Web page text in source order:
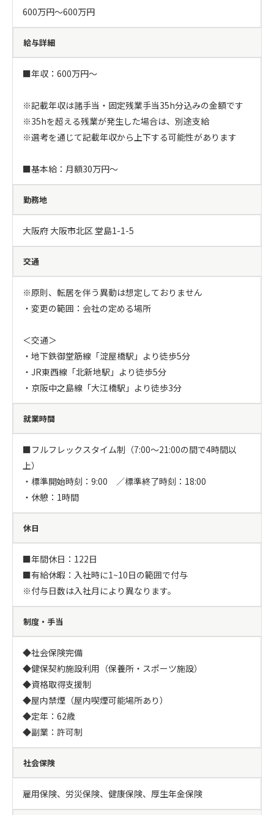
600万円〜600万円
給与詳細
■年収：600万円～
※記載年収は諸手当・固定残業手当35h分込みの金額です
※35hを超える残業が発生した場合は、別途支給
※選考を通じて記載年収から上下する可能性があります
■基本給：月額30万円～
勤務地
大阪府 大阪市北区 堂島1-1-5
交通
※原則、転居を伴う異動は想定しておりません
・変更の範囲：会社の定める場所
＜交通＞
・地下鉄御堂筋線「淀屋橋駅」より徒歩5分
・JR東西線「北新地駅」より徒歩5分
・京阪中之島線「大江橋駅」より徒歩3分
就業時間
■フルフレックスタイム制（7:00～21:00の間で4時間以
上）
・標準開始時刻：9:00　／標準終了時刻：18:00
・休憩：1時間
休日
■年間休日：122日
■有給休暇：入社時に1~10日の範囲で付与
※付与日数は入社月により異なります。
制度・手当
◆社会保険完備
◆健保契約施設利用（保養所・スポーツ施設）
◆資格取得支援制
◆屋内禁煙（屋内喫煙可能場所あり）
◆定年：62歳
◆副業：許可制
社会保険
雇用保険、労災保険、健康保険、厚生年金保険